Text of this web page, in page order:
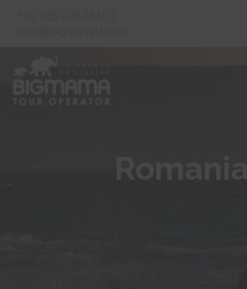
+39 055 035 1441
info@bigmama.travel